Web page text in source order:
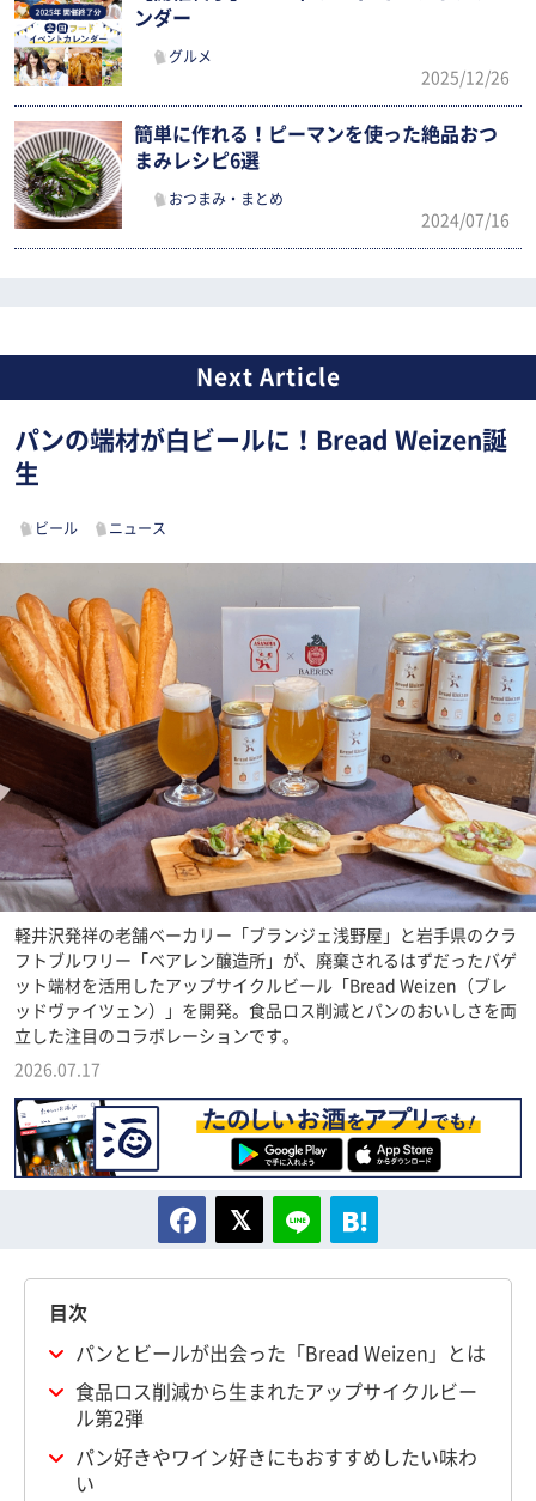
ンダー
グルメ
2025/12/26
簡単に作れる！ピーマンを使った絶品おつ
まみレシピ6選
おつまみ・まとめ
2024/07/16
パンの端材が白ビールに！Bread Weizen誕
生
ビール ニュース
軽井沢発祥の老舗ベーカリー「ブランジェ浅野屋」と岩手県のクラ
フトブルワリー「ベアレン醸造所」が、廃棄されるはずだったバゲ
ット端材を活用したアップサイクルビール「Bread Weizen（ブレ
ッドヴァイツェン）」を開発。食品ロス削減とパンのおいしさを両
立した注目のコラボレーションです。
2026.07.17
目次
パンとビールが出会った「Bread Weizen」とは
食品ロス削減から生まれたアップサイクルビー
ル第2弾
パン好きやワイン好きにもおすすめしたい味わ
い